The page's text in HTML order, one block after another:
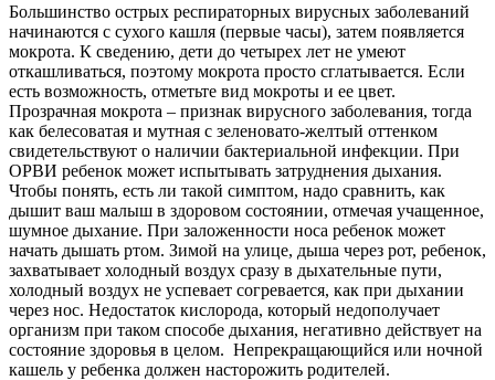
Большинство острых респираторных вирусных заболеваний
начинаются с сухого кашля (первые часы), затем появляется
мокрота. К сведению, дети до четырех лет не умеют
откашливаться, поэтому мокрота просто сглатывается. Если
есть возможность, отметьте вид мокроты и ее цвет.
Прозрачная мокрота – признак вирусного заболевания, тогда
как белесоватая и мутная с зеленовато-желтый оттенком
свидетельствуют о наличии бактериальной инфекции. При
ОРВИ ребенок может испытывать затруднения дыхания.
Чтобы понять, есть ли такой симптом, надо сравнить, как
дышит ваш малыш в здоровом состоянии, отмечая учащенное,
шумное дыхание. При заложенности носа ребенок может
начать дышать ртом. Зимой на улице, дыша через рот, ребенок,
захватывает холодный воздух сразу в дыхательные пути,
холодный воздух не успевает согревается, как при дыхании
через нос. Недостаток кислорода, который недополучает
организм при таком способе дыхания, негативно действует на
состояние здоровья в целом. Непрекращающийся или ночной
кашель у ребенка должен насторожить родителей.